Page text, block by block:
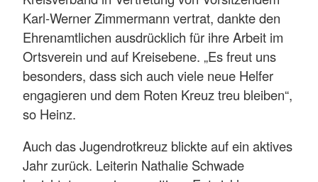
Karl-Werner Zimmermann vertrat, dankte den
Ehrenamtlichen ausdrücklich für ihre Arbeit im
Ortsverein und auf Kreisebene. „Es freut uns
besonders, dass sich auch viele neue Helfer
engagieren und dem Roten Kreuz treu bleiben“,
so Heinz.
Auch das Jugendrotkreuz blickte auf ein aktives
Jahr zurück. Leiterin Nathalie Schwade